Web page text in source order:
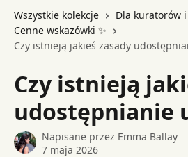
Wszystkie kolekcje
Dla kuratorów
Cenne wskazówki ✨
Czy istnieją jakieś zasady
Czy istnieją
udostępnianie
Napisane przez Emma Ballay
7 maja 2026